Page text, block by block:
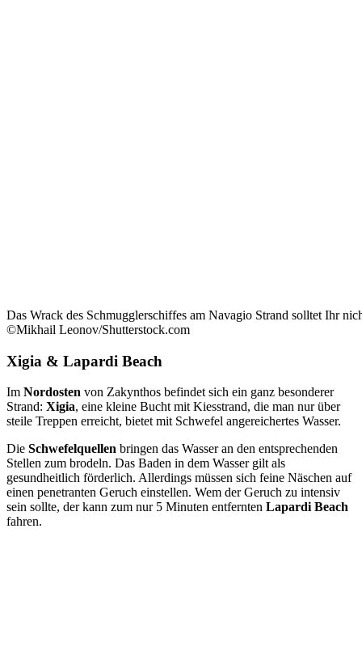
Das Wrack des Schmugglerschiffes am Navagio Strand solltet Ihr
©Mikhail Leonov/Shutterstock.com
Xigia & Lapardi Beach
Im Nordosten von Zakynthos befindet sich ein ganz besonderer
Strand: Xigia, eine kleine Bucht mit Kiesstrand, die man nur über
steile Treppen erreicht, bietet mit Schwefel angereichertes Wasser.
Die Schwefelquellen bringen das Wasser an den entsprechenden
Stellen zum brodeln. Das Baden in dem Wasser gilt als
gesundheitlich förderlich. Allerdings müssen sich feine Näschen auf
einen penetranten Geruch einstellen. Wem der Geruch zu intensiv
sein sollte, der kann zum nur 5 Minuten entfernten Lapardi Beach
fahren.